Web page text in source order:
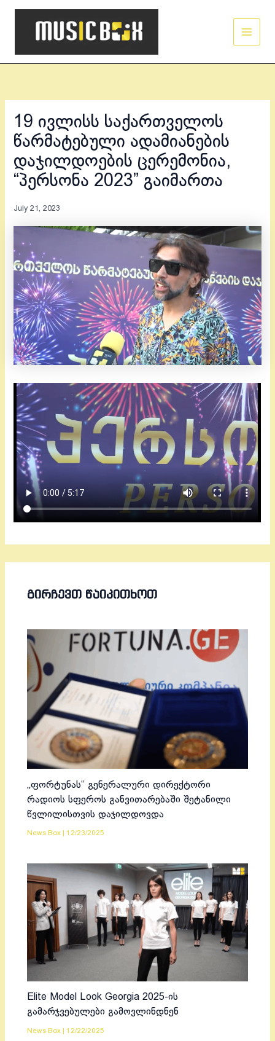
Skip
19 ივლისს საქართველოს
წარმატებული ადამიანების
დაჯილდოების ცერემონია,
“პერსონა 2023” გაიმართა
July 21, 2023
ᲒᲘᲠᲩᲔᲕᲗ ᲬᲐᲘᲙᲘᲗᲮᲝᲗ
„ფორტუნას“ გენერალური დირექტორი
რადიოს სფეროს განვითარებაში შეტანილი
წვლილისთვის დაჯილდოვდა
News Box |12/23/2025
Elite Model Look Georgia 2025-ის
გამარჯვებულები გამოვლინდნენ
News Box |12/22/2025